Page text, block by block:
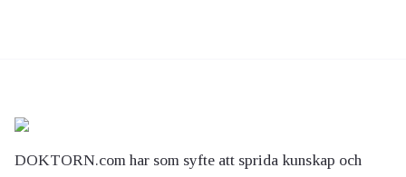
DOKTORN.com har som syfte att sprida kunskap och